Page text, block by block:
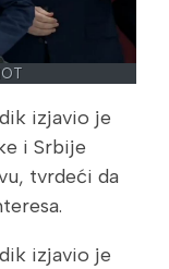
izjavio je
i Srbije
tvrdeći da
izjavio je